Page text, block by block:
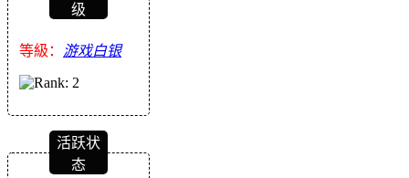
级
等級： 游戏白银
活跃状
态